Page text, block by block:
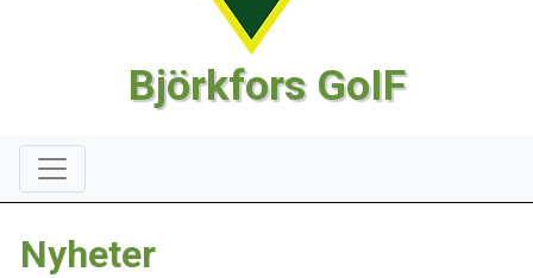
Björkfors GoIF
Nyheter